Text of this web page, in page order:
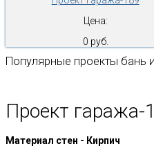
Цена:
0 руб.
Популярные проекты бань
Проект гаража-
Материал стен - Кирпич